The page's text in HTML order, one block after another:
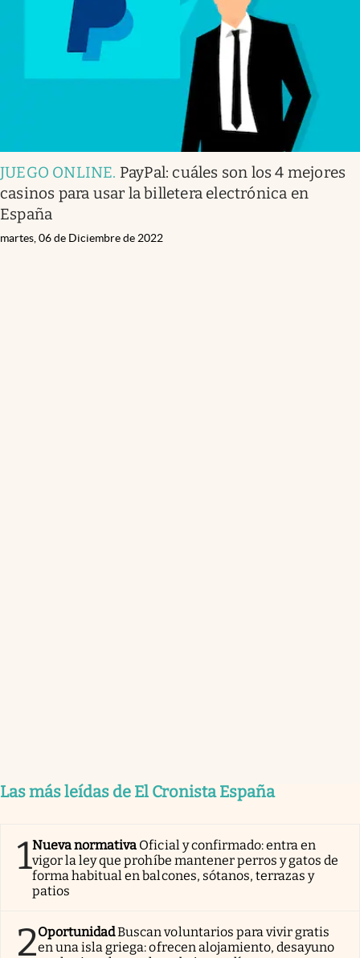
JUEGO ONLINE. PayPal: cuáles son los 4 mejores
casinos para usar la billetera electrónica en
España
martes, 06 de Diciembre de 2022
Las más leídas de El Cronista España
1Nueva normativa Oficial y confirmado: entra en
vigor la ley que prohíbe mantener perros y gatos de
forma habitual en balcones, sótanos, terrazas y
patios
2OportunidadBuscan voluntarios para vivir gratis
en una isla griega: ofrecen alojamiento, desayuno